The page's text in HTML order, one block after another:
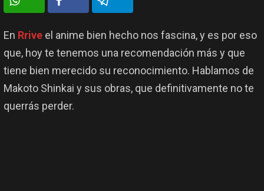
En Rrive el anime bien hecho nos fascina, y es por eso
que, hoy te tenemos una recomendación más y que
tiene bien merecido su reconocimiento. Hablamos de
Makoto Shinkai y sus obras, que definitivamente no te
querrás perder.